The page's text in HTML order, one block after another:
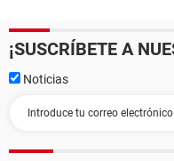
¡SUSCRÍBETE A
Noticias